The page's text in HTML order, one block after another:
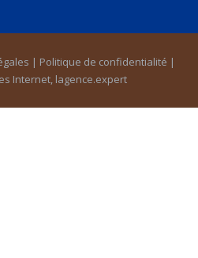
| Politique de confidentialité |
Internet, lagence.expert